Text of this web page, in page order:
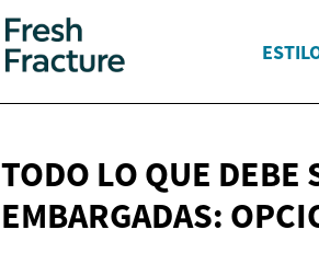
TODO LO QUE DEBE
EMBARGADAS: